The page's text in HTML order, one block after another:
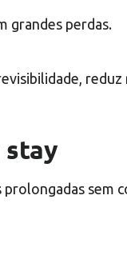
grandes perdas.
stay